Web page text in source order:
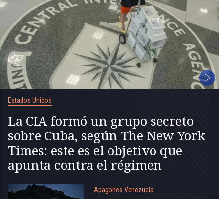
Estados Unidos
La CIA formó un grupo secreto
sobre Cuba, según The New York
Times: este es el objetivo que
apunta contra el régimen
Apagones Venezuela